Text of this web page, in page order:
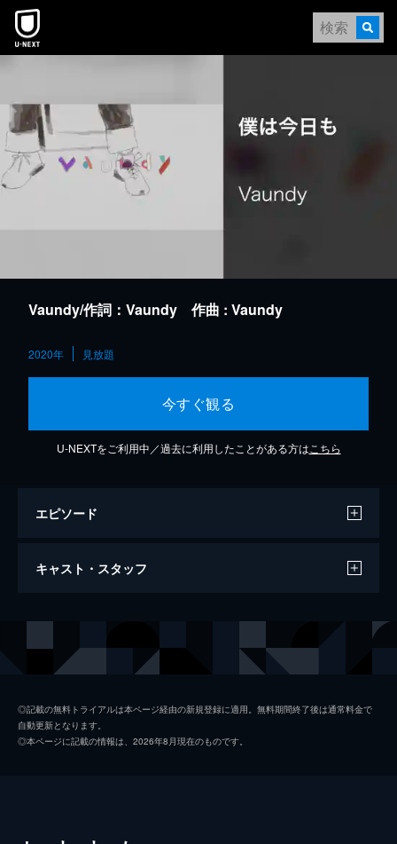
本文へスキップ
Vaundy/作詞：Vaundy 作曲 : Vaundy
2020年 見放題
今すぐ観る
U-NEXTをご利用中／過去に利用したことがある方は こちら
エピソード
僕は今日も
キャスト・スタッフ
◎記載の無料トライアルは本ページ経由の新規登録に適用。無料期間終了後は通常料金で
自動更新となります。
◎本ページに記載の情報は、2026年8月現在のものです。